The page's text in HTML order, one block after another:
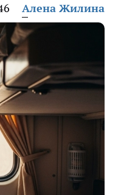
Алена Жилина